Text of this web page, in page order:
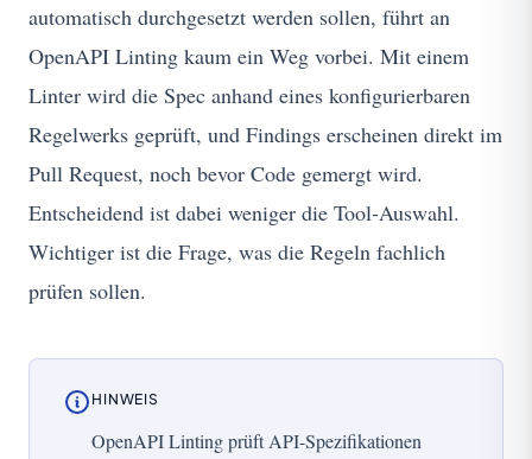
automatisch durchgesetzt werden sollen, führt an
OpenAPI Linting kaum ein Weg vorbei. Mit einem
Linter wird die Spec anhand eines konfigurierbaren
Regelwerks geprüft, und Findings erscheinen direkt im
Pull Request, noch bevor Code gemergt wird.
Entscheidend ist dabei weniger die Tool-Auswahl.
Wichtiger ist die Frage, was die Regeln fachlich
prüfen sollen.
HINWEIS
OpenAPI Linting prüft API-Spezifikationen